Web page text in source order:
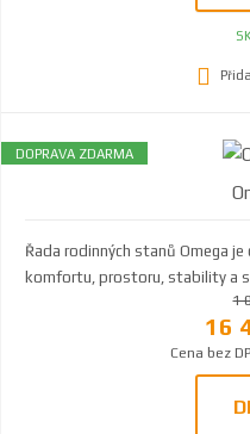
DOPRAVA ZDARMA
Řada rodinných stanů Omega
komfortu, prostoru, stability a
1
16
Cena bez